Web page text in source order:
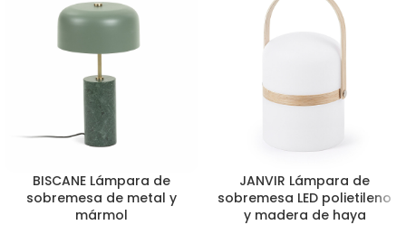
BISCANE Lámpara de
sobremesa de metal y
mármol
JANVIR Lámpara de
sobremesa LED polietileno
y madera de haya